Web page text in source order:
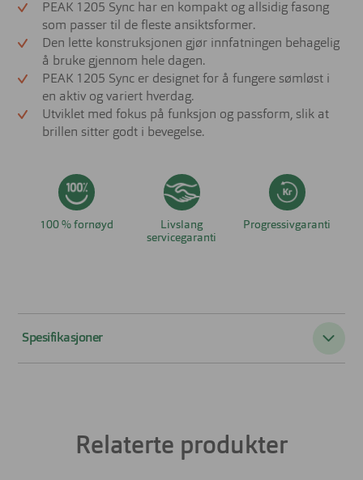
PEAK 1205 Sync har en kompakt og allsidig fasong
som passer til de fleste ansiktsformer.
Den lette konstruksjonen gjør innfatningen behagelig
å bruke gjennom hele dagen.
PEAK 1205 Sync er designet for å fungere sømløst i
en aktiv og variert hverdag.
Utviklet med fokus på funksjon og passform, slik at
brillen sitter godt i bevegelse.
100 % fornøyd
Livslang
servicegaranti
Progressivgaranti
Spesifikasjoner
Relaterte produkter